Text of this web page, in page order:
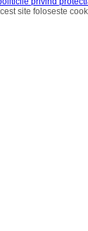
site foloseste